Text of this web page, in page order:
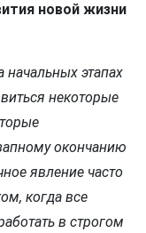
новой жизни
начальных этапах
некоторые
окончанию
явление часто
когда все
в строгом